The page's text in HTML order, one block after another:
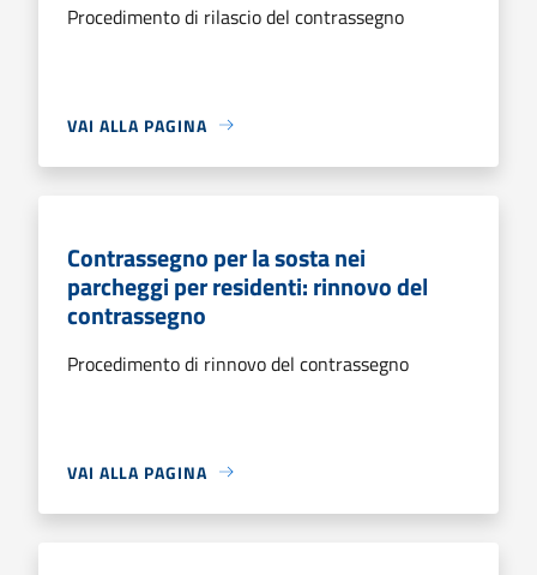
Procedimento di rilascio del contrassegno
VAI ALLA PAGINA
Contrassegno per la sosta nei
parcheggi per residenti: rinnovo del
contrassegno
Procedimento di rinnovo del contrassegno
VAI ALLA PAGINA